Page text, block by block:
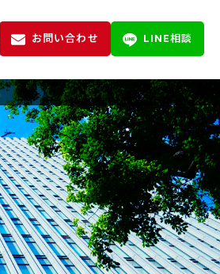
お問い合わせ LINE相談